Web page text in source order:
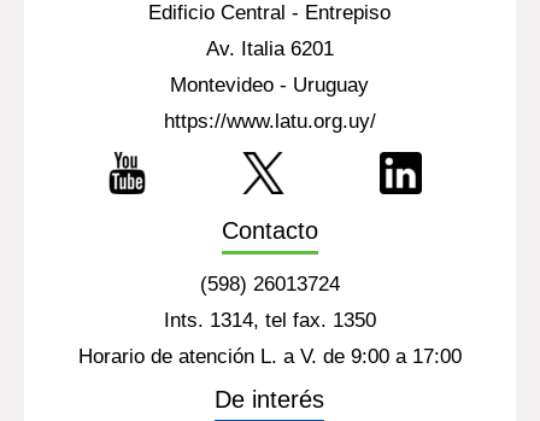
Edificio Central - Entrepiso
Av. Italia 6201
Montevideo - Uruguay
https://www.latu.org.uy/
Contacto
(598) 26013724
Ints. 1314, tel fax. 1350
Horario de atención L. a V. de 9:00 a 17:00
De interés